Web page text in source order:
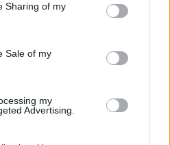
Sharing of my
Sale of my
my
Advertising.
ad